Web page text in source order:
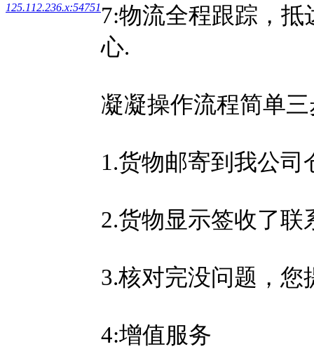
125.112.236.x:54751 7:物流全程跟踪，
心.
凝凝操作流程简单
1.货物邮寄到我公司
2.货物显示签收了
3.核对完没问题，
4:增值服务